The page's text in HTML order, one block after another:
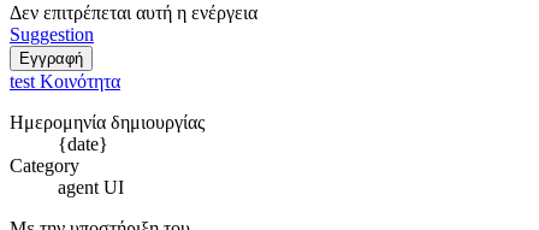
Δεν επιτρέπεται αυτή η ενέργεια
Suggestion
Εγγραφή
test Κοινότητα
Ημερομηνία δημιουργίας
{date}
Category
agent UI